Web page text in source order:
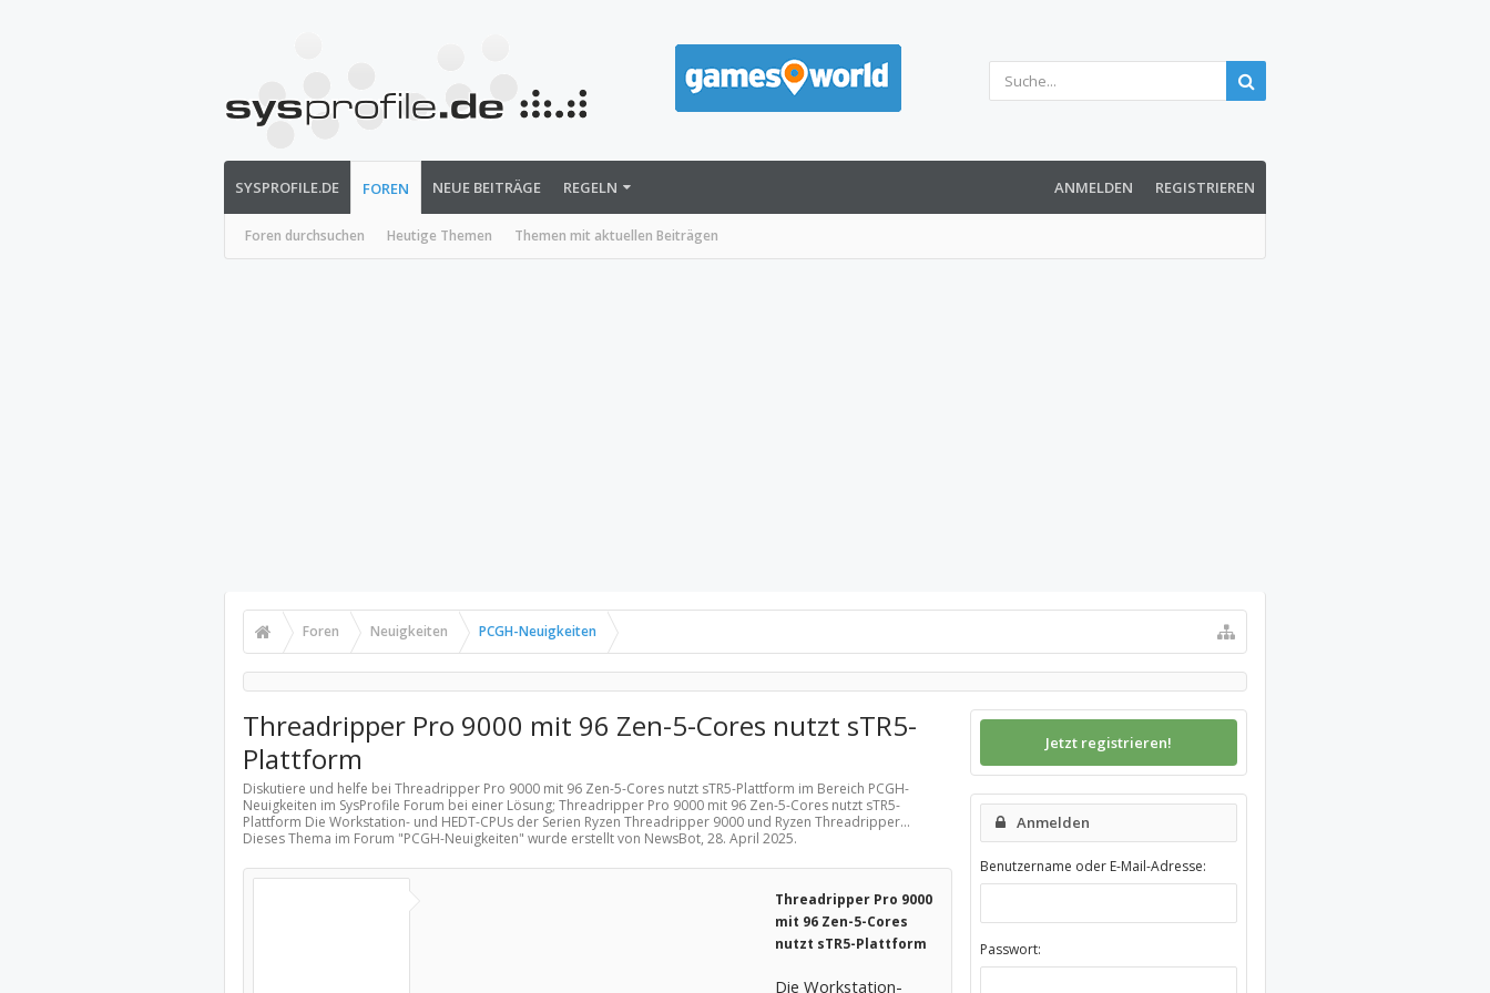
SYSPROFILE.DE FOREN
Foren durchsuchen Heutige Themen Themen mit aktuellen Beiträgen
NEUE BEITRÄGE REGELN ANMELDEN REGISTRIEREN
Foren Neuigkeiten PCGH-Neuigkeiten
Threadripper Pro 9000 mit 96 Zen-5-Cores nutzt sTR5-
Plattform
Diskutiere und helfe bei Threadripper Pro 9000 mit 96 Zen-5-Cores nutzt sTR5-Plattform im Bereich PCGH-
Neuigkeiten im SysProfile Forum bei einer Lösung; Threadripper Pro 9000 mit 96 Zen-5-Cores nutzt sTR5-
Plattform Die Workstation- und HEDT-CPUs der Serien Ryzen Threadripper 9000 und Ryzen Threadripper...
Dieses Thema im Forum "PCGH-Neuigkeiten" wurde erstellt von NewsBot, 28. April 2025.
Threadripper Pro 9000
mit 96 Zen-5-Cores
nutzt sTR5-Plattform
Die Workstation-
Jetzt registrieren!
Anmelden
Benutzername oder E-Mail-Adresse:
Passwort: